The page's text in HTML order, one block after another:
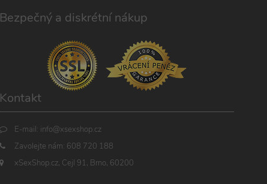
Bezpečný a diskrétní nákup
Kontakt
E-mail: info@xsexshop.cz
Zavolejte nám: 608 720 188
xSexShop.cz, Cejl 91, Brno, 60200